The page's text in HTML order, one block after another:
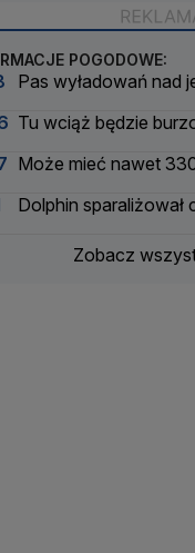
POGODOWE:
Pas wyładowań nad
Tu wciąż będzie
Może mieć nawet
Dolphin sparaliżował
Zobacz